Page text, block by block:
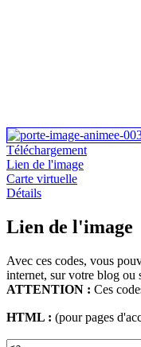
Téléchargement
Lien de l'image
Carte virtuelle
Détails
Lien de l'image
Avec ces codes, vous
internet, sur votre blog ou
ATTENTION : Ces
HTML : (pour pages